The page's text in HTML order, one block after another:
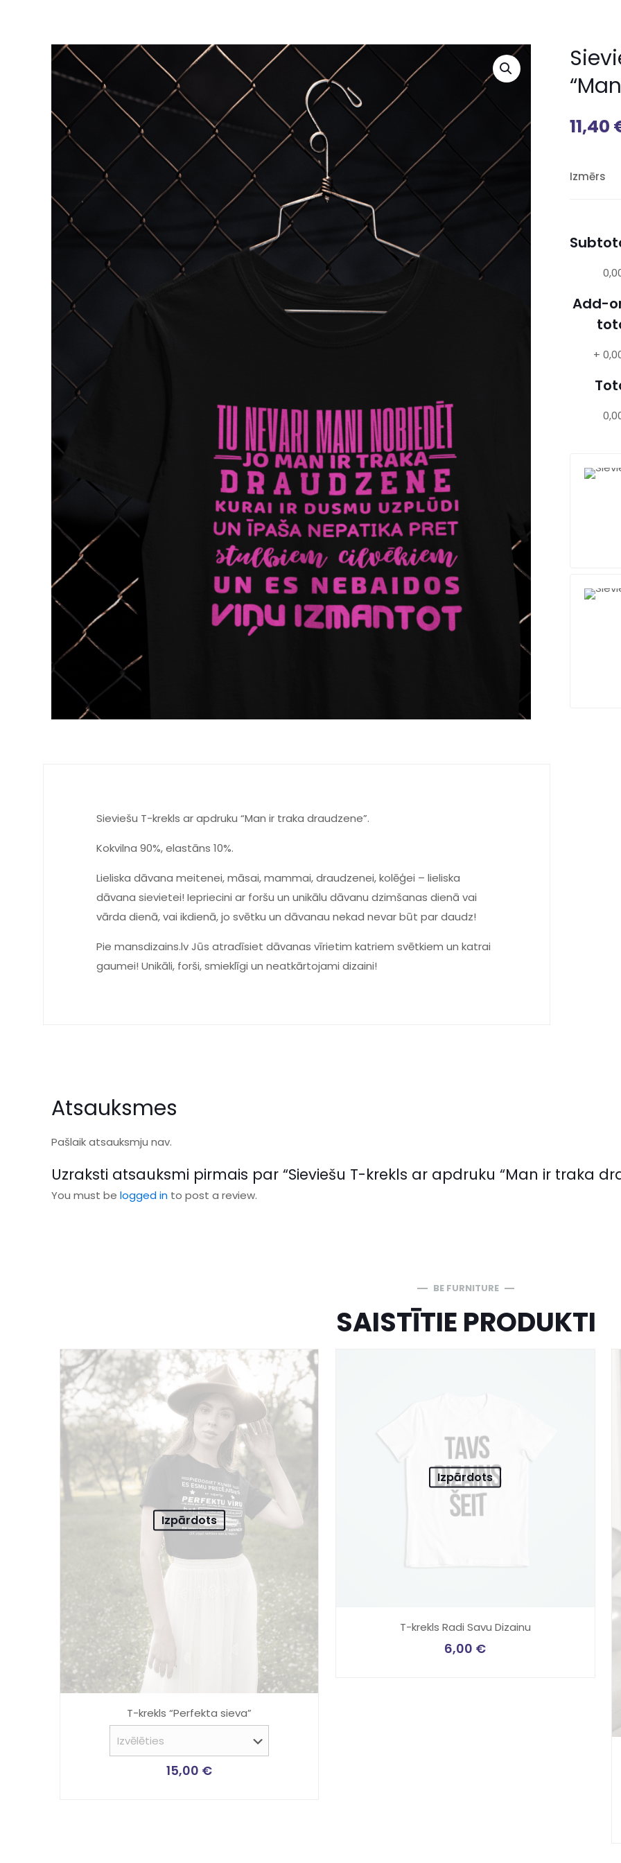
11,40
Izmērs
Add-
+
Sieviešu T-krekls ar apdruku “Man ir traka draudzene”.
Kokvilna 90%, elastāns 10%.
Lieliska dāvana meitenei, māsai, mammai, draudzenei, kolēģei – lieliska
dāvana sievietei! Iepriecini ar foršu un unikālu dāvanu dzimšanas dienā vai
vārda dienā, vai ikdienā, jo svētku un dāvanau nekad nevar būt par daudz!
Pie mansdizains.lv Jūs atradīsiet dāvanas vīrietim katriem svētkiem un katrai
gaumei! Unikāli, forši, smieklīgi un neatkārtojami dizaini!
Atsauksmes
Pašlaik atsauksmju nav.
Uzraksti atsauksmi pirmais par “Sieviešu T-krekls ar apdruku “Man ir traka
You must be logged in to post a review.
BE FURNITURE
SAISTĪTIE PRODUKTI
Izpārdots
T-krekls “Perfekta sieva”
15,00 €
Izpārdots
T-krekls Radi Savu Dizainu
6,00 €